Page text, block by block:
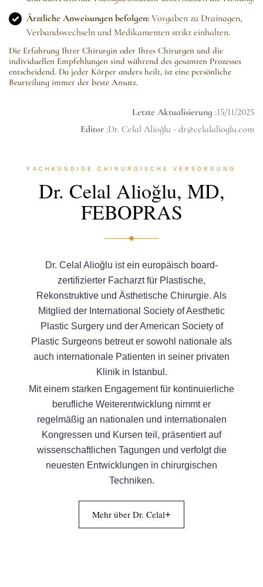
Ärztliche Anweisungen befolgen: Vorgaben zu Drainagen,
Verbandswechseln und Medikamenten strikt einhalten.
Die Erfahrung Ihrer Chirurgin oder Ihres Chirurgen und die
individuellen Empfehlungen sind während des gesamten Prozesses
entscheidend. Da jeder Körper anders heilt, ist eine persönliche
Beurteilung immer der beste Ansatz.
Letzte Aktualisierung :15/11/2025
Editor :Dr. Celal Alioğlu - dr@celalalioglu.com
FACHKUNDIGE CHIRURGISCHE VERSORGUNG
Dr. Celal Alioğlu, MD,
FEBOPRAS
Dr. Celal Alioğlu ist ein europäisch board-
zertifizierter Facharzt für Plastische,
Rekonstruktive und Ästhetische Chirurgie. Als
Mitglied der International Society of Aesthetic
Plastic Surgery und der American Society of
Plastic Surgeons betreut er sowohl nationale als
auch internationale Patienten in seiner privaten
Klinik in Istanbul.
Mit einem starken Engagement für kontinuierliche
berufliche Weiterentwicklung nimmt er
regelmäßig an nationalen und internationalen
Kongressen und Kursen teil, präsentiert auf
wissenschaftlichen Tagungen und verfolgt die
neuesten Entwicklungen in chirurgischen
Techniken.
Mehr über Dr. Celal+